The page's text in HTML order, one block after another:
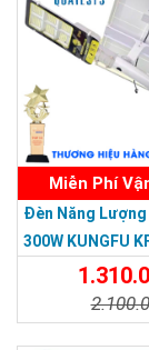
Miễn Phí
Đèn Năng
300W KUNGFU
IP68, Bảng Giá